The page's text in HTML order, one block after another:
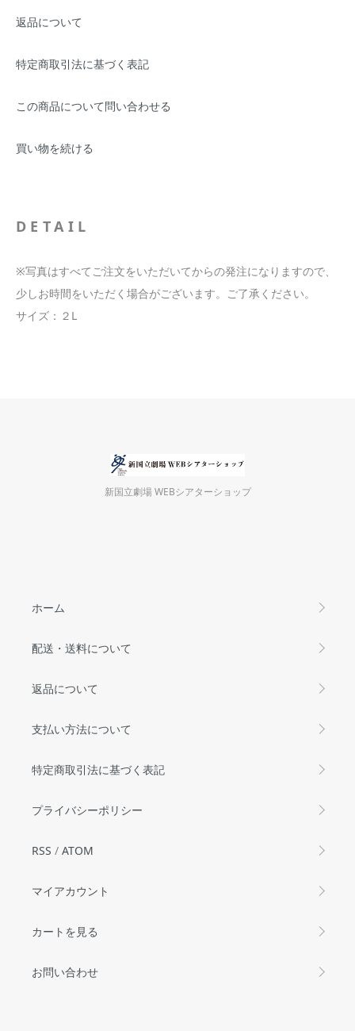
返品について
特定商取引法に基づく表記
この商品について問い合わせる
買い物を続ける
DETAIL
※写真はすべてご注文をいただいてからの発注になりますので、
少しお時間をいただく場合がございます。ご了承ください。
サイズ：２L
新国立劇場 WEBシアターショップ
ホーム
配送・送料について
返品について
支払い方法について
特定商取引法に基づく表記
プライバシーポリシー
RSS / ATOM
マイアカウント
カートを見る
お問い合わせ